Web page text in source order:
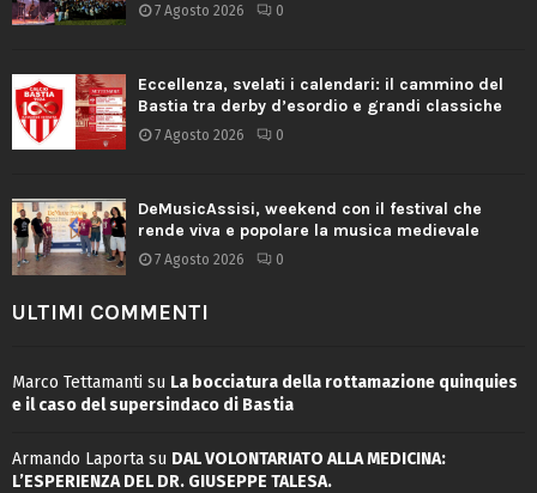
7 Agosto 2026 0
Eccellenza, svelati i calendari: il cammino del
Bastia tra derby d’esordio e grandi classiche
7 Agosto 2026 0
DeMusicAssisi, weekend con il festival che
rende viva e popolare la musica medievale
7 Agosto 2026 0
ULTIMI COMMENTI
Marco Tettamanti su La bocciatura della rottamazione quinquies
e il caso del supersindaco di Bastia
Armando Laporta su DAL VOLONTARIATO ALLA MEDICINA:
L’ESPERIENZA DEL DR. GIUSEPPE TALESA.